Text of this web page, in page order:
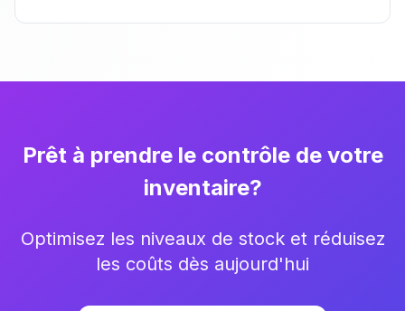
Prêt à prendre le contrôle de votre
inventaire?
Optimisez les niveaux de stock et réduisez
les coûts dès aujourd'hui